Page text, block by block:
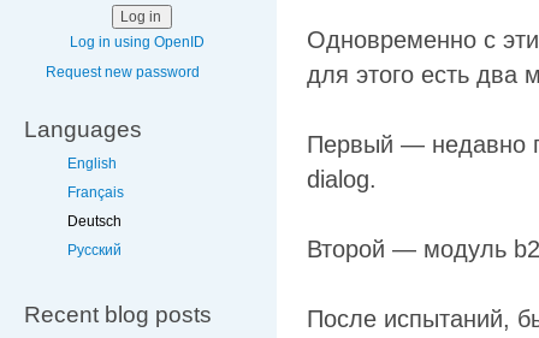
Log in using OpenID
Request new password
Languages
English
Français
Deutsch
Русский
Recent blog posts
Одновременно с
для этого есть два
Первый — недавно
dialog.
Второй — модуль
После испытаний,